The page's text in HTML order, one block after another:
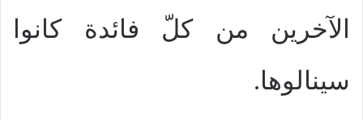
الآخرين من كلّ فائدة كانوا
سينالوها.